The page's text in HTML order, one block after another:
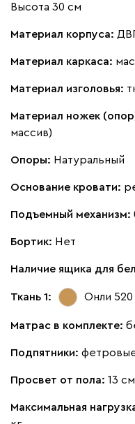
Виридис Клэй
Латте
Графит Серый
Высота 30 см
Материал корпуса:
Материал каркаса:
Материал изголовья:
Материал ножек
массив)
Опоры: Натуральный
Основание кровати:
Подъемный механизм:
Бортик: Нет
Наличие ящика для
Ткань 1: Онли 520
Матрас в комплекте:
Подпятники:
Просвет от пола: 13 см
Максимальная